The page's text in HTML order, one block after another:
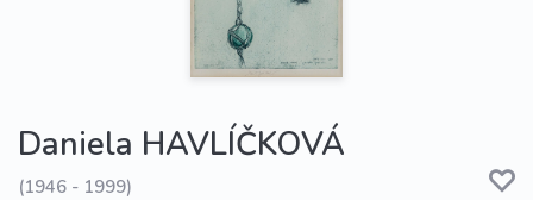
Daniela HAVLÍČKOVÁ
(1946 - 1999)